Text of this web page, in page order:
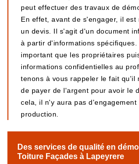
peut effectuer des travaux de
En effet, avant de s'engager, il
un devis. Il s'agit d'un document
à partir d'informations
important que les propriétaires
informations confidentielles au
tenons à vous rappeler le fait qu'il
de payer de l'argent pour avoir le
cela, il n'y aura pas
production.
Des services de qualité en
Toiture Façades à Lapeyrere